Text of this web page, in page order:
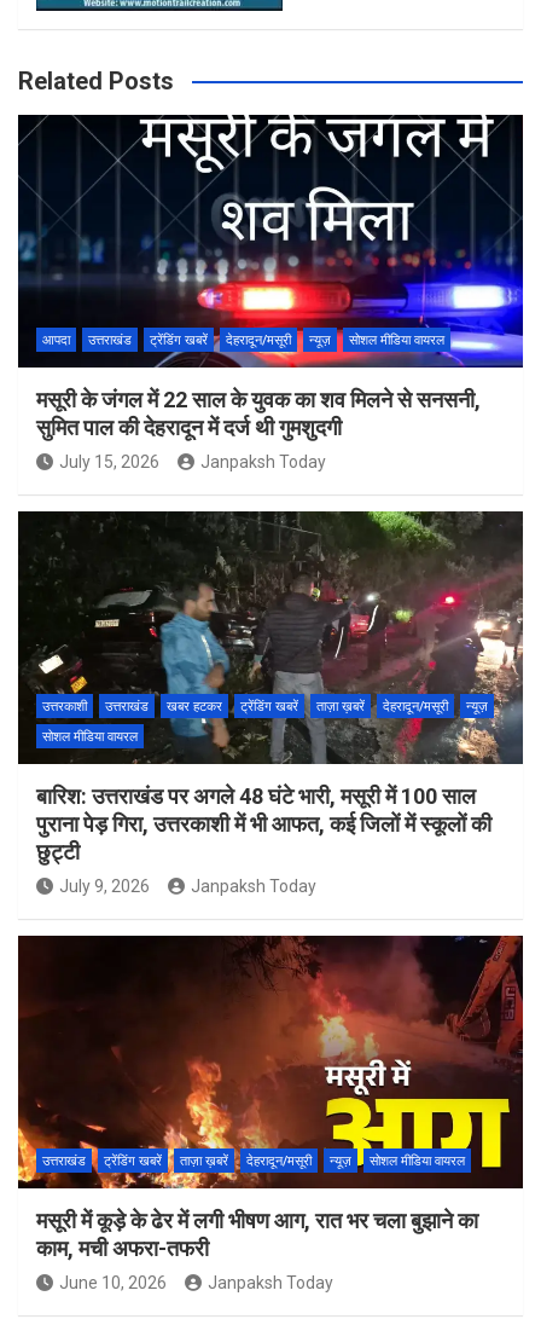
Related Posts
आपदा उत्तराखंड ट्रेंडिंग खबरें देहरादून/मसूरी न्यूज़ सोशल मीडिया वायरल
मसूरी के जंगल में 22 साल के युवक का शव मिलने से सनसनी,
सुमित पाल की देहरादून में दर्ज थी गुमशुदगी
July 15, 2026 Janpaksh Today
उत्तरकाशी उत्तराखंड खबर हटकर ट्रेंडिंग खबरें ताज़ा ख़बरें देहरादून/मसूरी
न्यूज़
सोशल मीडिया वायरल
बारिश: उत्तराखंड पर अगले 48 घंटे भारी, मसूरी में 100 साल
पुराना पेड़ गिरा, उत्तरकाशी में भी आफत, कई जिलों में स्कूलों की
छुट्टी
July 9, 2026 Janpaksh Today
उत्तराखंड ट्रेंडिंग खबरें ताज़ा ख़बरें देहरादून/मसूरी न्यूज़ सोशल मीडिया वायरल
मसूरी में कूड़े के ढेर में लगी भीषण आग, रात भर चला बुझाने का
काम, मची अफरा-तफरी
June 10, 2026 Janpaksh Today